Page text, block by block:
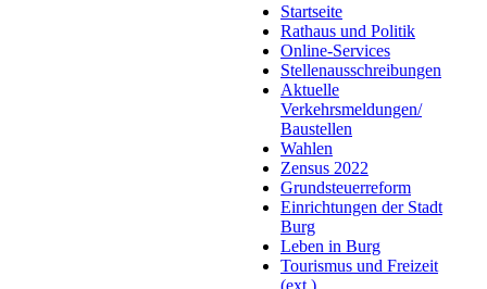
Startseite
Rathaus und Politik
Online-Services
Stellenausschreibungen
Aktuelle
Verkehrsmeldungen/
Baustellen
Wahlen
Zensus 2022
Grundsteuerreform
Einrichtungen der Stadt
Burg
Leben in Burg
Tourismus und Freizeit
(ext.)